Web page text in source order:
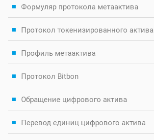
Формуляр протокола метаактива
Протокол токенизированного актива
Профиль метаактива
Протокол Bitbon
Обращение цифрового актива
Перевод единиц цифрового актива